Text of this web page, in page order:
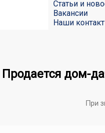
Статьи и
Вакансии
Наши
Продается дом-
При